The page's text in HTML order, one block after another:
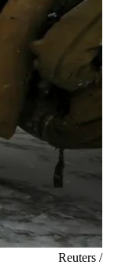
/ Reuters